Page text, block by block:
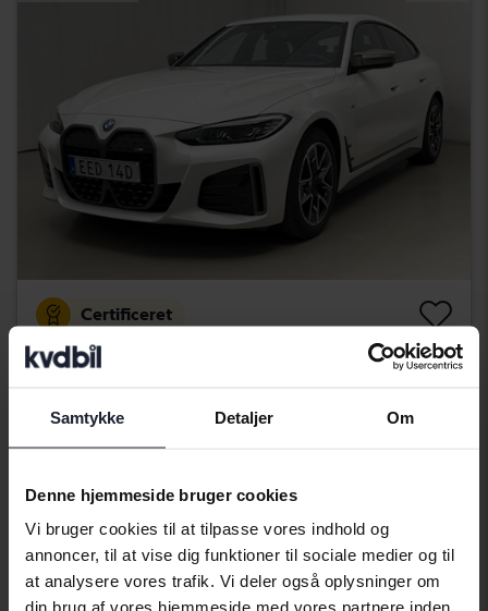
Samtykke Detaljer Om
Denne hjemmeside bruger cookies
Vi bruger cookies til at tilpasse vores indhold og
annoncer, til at vise dig funktioner til sociale medier og til
at analysere vores trafik. Vi deler også oplysninger om
din brug af vores hjemmeside med vores partnere inden
Certificeret
BMW i4
2024
45 130 kilometer
El
Åkersberga (Runö)
Med finansiering
Tuesday